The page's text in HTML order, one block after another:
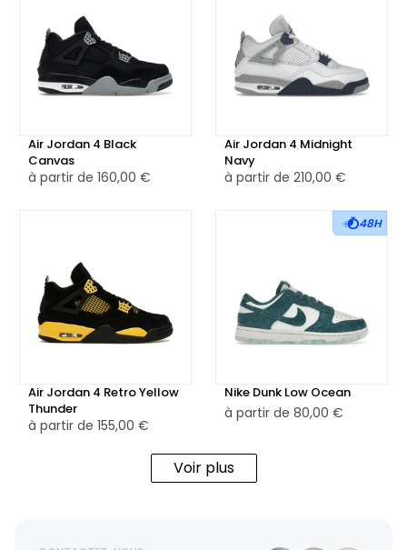
Air Jordan 4 Black
Canvas
à partir de 160,00 €
Air Jordan 4 Midnight
Navy
à partir de 210,00 €
Air Jordan 4 Retro Yellow
Thunder
à partir de 155,00 €
48H
Nike Dunk Low Ocean
à partir de 80,00 €
Voir plus